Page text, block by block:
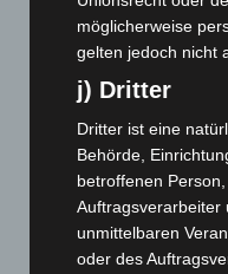
September 2024(112)
August 2024(107)
Juli 2024(89)
Juni 2024(107)
Mai 2024(149)
April 2024(102)
März 2024(103)
möglicherweise
gelten jedoch nicht
j) Dritter
Dritter ist eine
Behörde,
betroffenen
Auftragsverarbeiter
unmittelbaren
oder des